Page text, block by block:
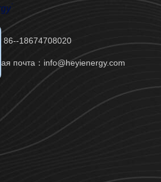
18674708020
почта：info@heyienergy.com